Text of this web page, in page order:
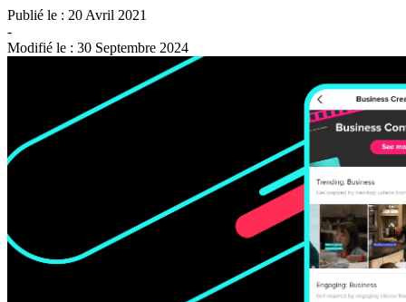
Publié le : 20 Avril 2021
-
Modifié le : 30 Septembre 2024